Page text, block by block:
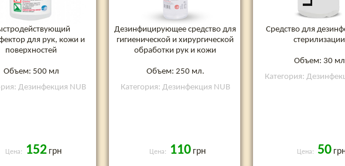
для рук, кожи и
поверхностей
Объем: 500 мл
Дезинфекция NUB
Цена: 152 грн
Дезинфицирующее средство для
гигиенической и хирургической
обработки рук и кожи
Объем: 250 мл.
Категория: Дезинфекция NUB
Цена: 110 грн
Средство для
стерилизации
Объем: 30 мл
Категория:
Цена: 50